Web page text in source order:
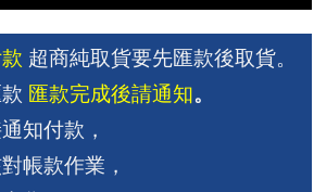
超商純取貨要先匯款後取貨。
匯款完成後請通知。
知付款，
帳款作業，